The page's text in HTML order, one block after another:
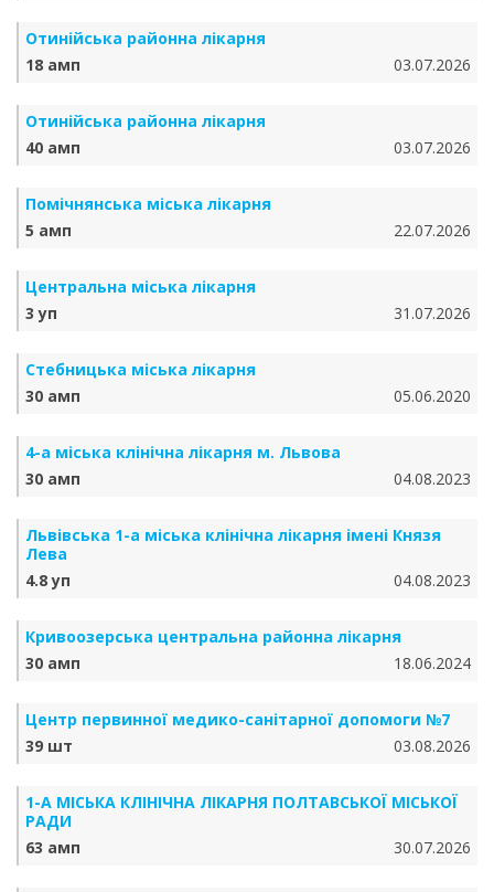
Отинійська районна лікарня
18 амп
03.07.2026
Отинійська районна лікарня
40 амп
03.07.2026
Помічнянська міська лікарня
5 амп
22.07.2026
Центральна міська лікарня
3 уп
31.07.2026
Стебницька міська лікарня
30 амп
05.06.2020
4-а міська клінічна лікарня м. Львова
30 амп
04.08.2023
Львівська 1-а міська клінічна лікарня імені Князя
Лева
4.8 уп
04.08.2023
Кривоозерська центральна районна лікарня
30 амп
18.06.2024
Центр первинної медико-санітарної допомоги №7
39 шт
03.08.2026
1-А МІСЬКА КЛІНІЧНА ЛІКАРНЯ ПОЛТАВСЬКОЇ МІСЬКОЇ
РАДИ
63 амп
30.07.2026